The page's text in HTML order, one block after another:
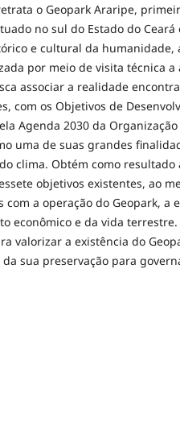
o Geopark Araripe,
no sul do Estado do
e cultural da humanidade,
por meio de visita técnica
associar a realidade
com os Objetivos de
Agenda 2030 da
uma de suas grandes
clima. Obtém como resultado
objetivos existentes, ao
com a operação do Geopark, a
econômico e da vida
valorizar a existência do
sua preservação para